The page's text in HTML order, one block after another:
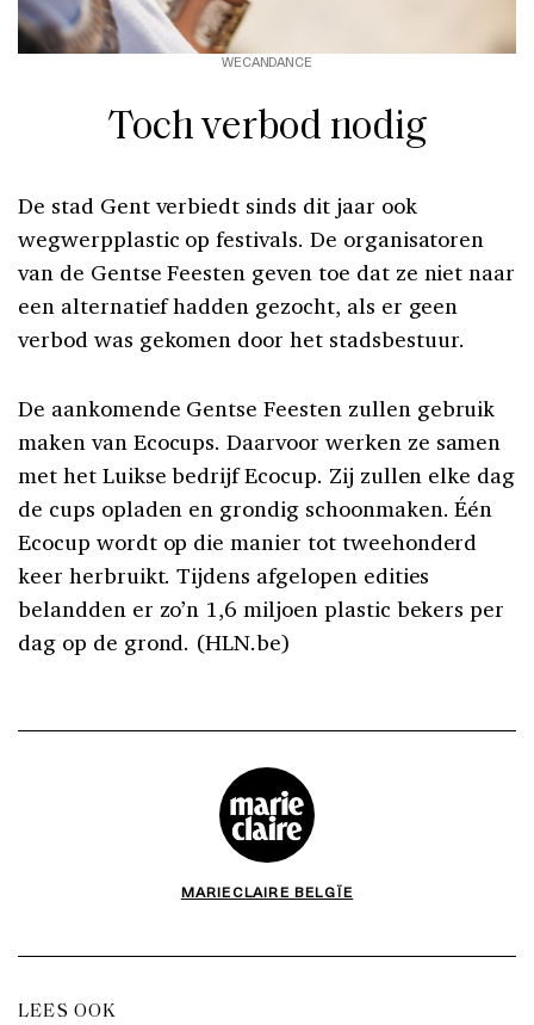
WECANDANCE
Toch verbod nodig
De stad Gent verbiedt sinds dit jaar ook
wegwerpplastic op festivals. De organisatoren
van de Gentse Feesten geven toe dat ze niet naar
een alternatief hadden gezocht, als er geen
verbod was gekomen door het stadsbestuur.
De aankomende Gentse Feesten zullen gebruik
maken van Ecocups. Daarvoor werken ze samen
met het Luikse bedrijf Ecocup. Zij zullen elke dag
de cups opladen en grondig schoonmaken. Één
Ecocup wordt op die manier tot tweehonderd
keer herbruikt. Tijdens afgelopen edities
belandden er zo’n 1,6 miljoen plastic bekers per
dag op de grond. (HLN.be)
MARIECLAIRE BELGÏE
LEES OOK